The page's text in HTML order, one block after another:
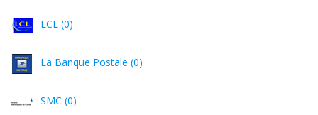
LCL (0)
La Banque Postale (0)
SMC (0)